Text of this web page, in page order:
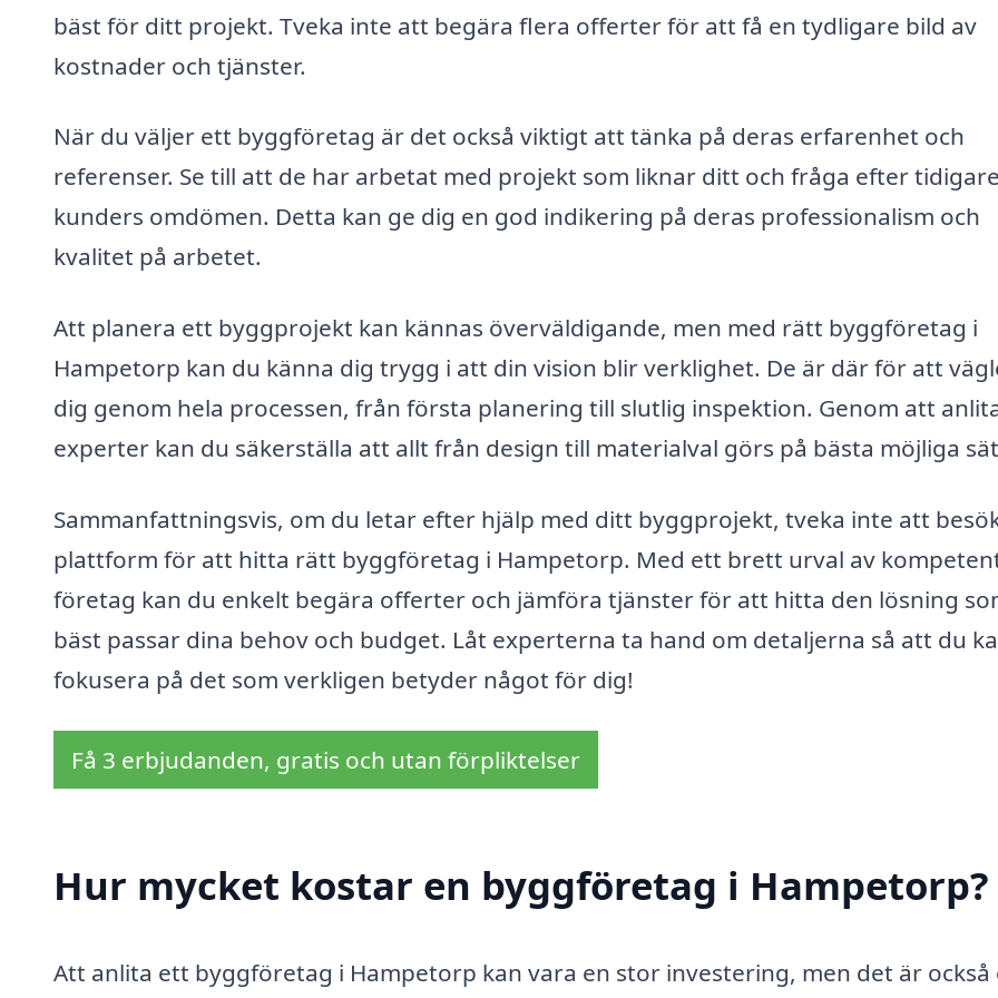
bäst för ditt projekt. Tveka inte att begära flera offerter för att få en tydligare bild av
kostnader och tjänster.
När du väljer ett byggföretag är det också viktigt att tänka på deras erfarenhet och
referenser. Se till att de har arbetat med projekt som liknar ditt och fråga efter tidigare
kunders omdömen. Detta kan ge dig en god indikering på deras professionalism och
kvalitet på arbetet.
Att planera ett byggprojekt kan kännas överväldigande, men med rätt byggföretag i
Hampetorp kan du känna dig trygg i att din vision blir verklighet. De är där för att
dig genom hela processen, från första planering till slutlig inspektion. Genom att
experter kan du säkerställa att allt från design till materialval görs på bästa möjliga
Sammanfattningsvis, om du letar efter hjälp med ditt byggprojekt, tveka inte att
plattform för att hitta rätt byggföretag i Hampetorp. Med ett brett urval av
företag kan du enkelt begära offerter och jämföra tjänster för att hitta den lösning
bäst passar dina behov och budget. Låt experterna ta hand om detaljerna så att du
fokusera på det som verkligen betyder något för dig!
Få 3 erbjudanden, gratis och utan förpliktelser
Hur mycket kostar en byggföretag i Hampetorp?
Att anlita ett byggföretag i Hampetorp kan vara en stor investering, men det är också